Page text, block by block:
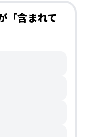
「含まれて